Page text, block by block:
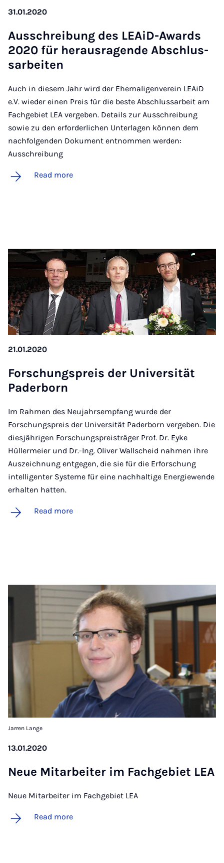
31.01.2020
Aus­s­chreibung des LEAiD-Awards
2020 für heraus­ra­gende Ab­schlus­
sarbeiten
Auch in diesem Jahr wird der Ehemaligenverein LEAiD
e.V. wieder einen Preis für die beste Abschlussarbeit am
Fachgebiet LEA vergeben. Details zur Ausschreibung
sowie zu den erforderlichen Unterlagen können dem
nachfolgenden Dokument entnommen werden:
Ausschreibung
Read more
21.01.2020
Forschung­s­pre­is der Uni­versität
Pader­born
Im Rahmen des Neujahrsempfang wurde der
Forschungspreis der Universität Paderborn vergeben. Die
diesjährigen Forschungspreisträger Prof. Dr. Eyke
Hüllermeier und Dr.-Ing. Oliver Wallscheid nahmen ihre
Auszeichnung entgegen, die sie für die Erforschung
intelligenter Systeme für eine nachhaltige Energiewende
erhalten hatten.
Read more
Jarren Lange
13.01.2020
Neue Mit­arbeit­er im Fachge­biet LEA
Neue Mitarbeiter im Fachgebiet LEA
Read more